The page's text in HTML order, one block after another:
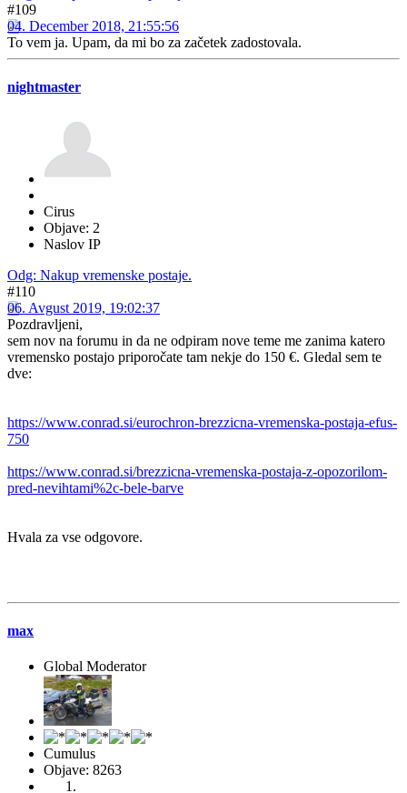
#109
04. December 2018, 21:55:56
To vem ja. Upam, da mi bo za začetek zadostovala.
nightmaster
Cirus
Objave: 2
Naslov IP
Odg: Nakup vremenske postaje.
#110
06. Avgust 2019, 19:02:37
Pozdravljeni,
sem nov na forumu in da ne odpiram nove teme me zanima katero
vremensko postajo priporočate tam nekje do 150 €. Gledal sem te
dve:
https://www.conrad.si/eurochron-brezzicna-vremenska-postaja-efus-
750
https://www.conrad.si/brezzicna-vremenska-postaja-z-opozorilom-
pred-nevihtami%2c-bele-barve
Hvala za vse odgovore.
max
Global Moderator
Cumulus
Objave: 8263